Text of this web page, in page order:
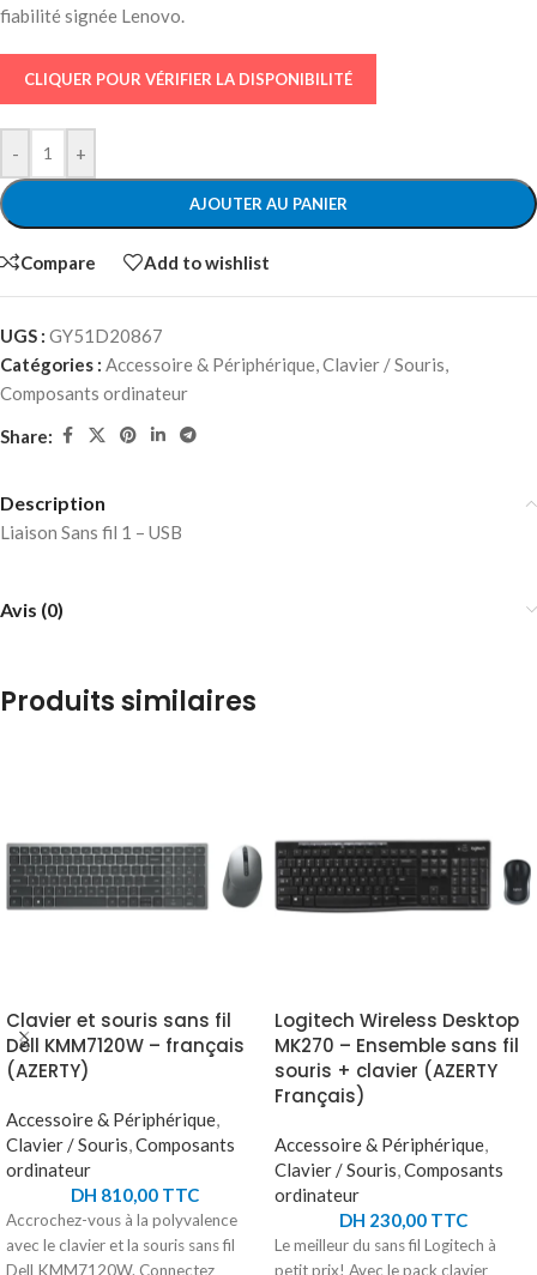
fiabilité signée Lenovo.
CLIQUER POUR VÉRIFIER LA DISPONIBILITÉ
- +
AJOUTER AU PANIER
Compare Add to wishlist
UGS : GY51D20867
Catégories : Accessoire & Périphérique,Clavier / Souris,
Composants ordinateur
Share:
Description
Liaison Sans fil 1 – USB
Avis (0)
Produits similaires
Clavier et souris sans fil
Dell KMM7120W – français
(AZERTY)
Accessoire & Périphérique,
Clavier / Souris,Composants
ordinateur
DH 810,00TTC
Accrochez-vous à la polyvalence
avec le clavier et la souris sans fil
Dell KMM7120W. Connectez
Logitech Wireless Desktop
MK270 – Ensemble sans fil
souris + clavier (AZERTY
Français)
Accessoire & Périphérique,
Clavier / Souris,Composants
ordinateur
DH 230,00TTC
Le meilleur du sans fil Logitech à
petit prix! Avec le pack clavier